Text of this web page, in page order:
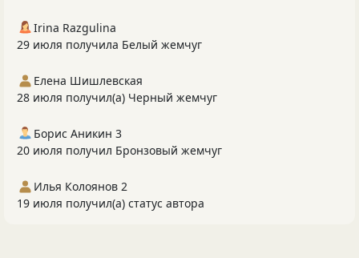
Irina Razgulina
29 июля получила Белый жемчуг
Елена Шишлевская
28 июля получил(а) Черный жемчуг
Борис Аникин 3
20 июля получил Бронзовый жемчуг
Илья Колоянов 2
19 июля получил(а) статус автора